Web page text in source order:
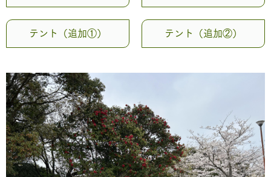
テント（追加①） テント（追加②）